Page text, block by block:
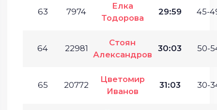
63 7974
Елка
Тодорова
29:59 45-
64 22981
Стоян
Александров
30:03 50-
65 20772
Цветомир
Иванов
31:03 30-